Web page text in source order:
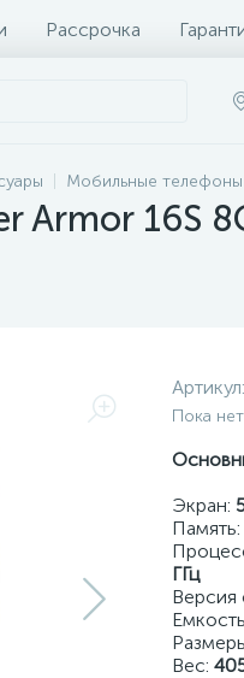
Рассрочка
Мобильные телефоны
Armor 16S
Артикул:
Пока
Экран:
Память:
ГГц
Версия
Вес: